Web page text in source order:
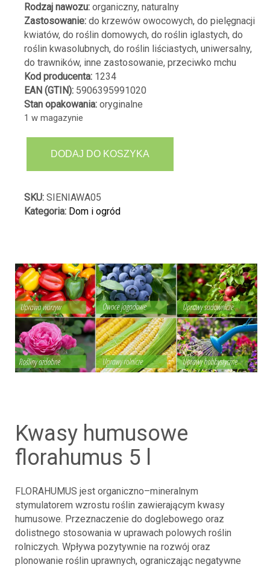
Rodzaj nawozu: organiczny, naturalny
Zastosowanie: do krzewów owocowych, do pielęgnacji
kwiatów, do roślin domowych, do roślin iglastych, do
roślin kwasolubnych, do roślin liściastych, uniwersalny,
do trawników, inne zastosowanie, przeciwko mchu
Kod producenta: 1234
EAN (GTIN): 5906395991020
Stan opakowania: oryginalne
1 w magazynie
FLORAHUMUS
5
kwasy
humusowe
DODAJ DO KOSZYKA
SKU: SIENIAWA05
Kategoria: Dom i ogród
kwasy humusowe
florahumus 5 l
FLORAHUMUS jest organiczno–mineralnym
stymulatorem wzrostu roślin zawierającym kwasy
humusowe. Przeznaczenie do doglebowego oraz
dolistnego stosowania w uprawach polowych roślin
rolniczych. Wpływa pozytywnie na rozwój oraz
plonowanie roślin uprawnych, ograniczając negatywne